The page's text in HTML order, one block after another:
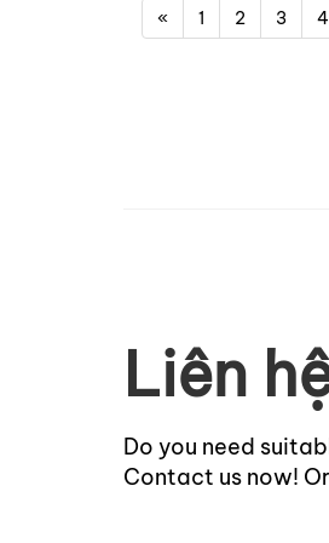
« 1 2 3 4
Liên
Do you need
Contact us now!